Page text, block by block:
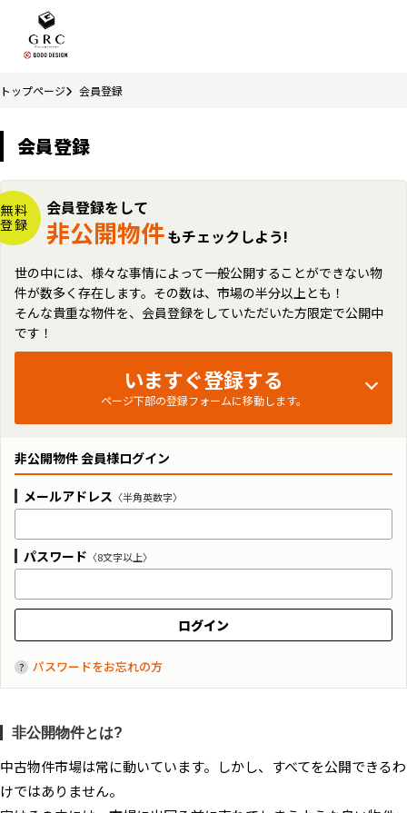
トップページ 会員登録
会員登録
無料
登録
会員登録をして
非公開物件もチェックしよう!
世の中には、様々な事情によって一般公開することができない物
件が数多く存在します。その数は、市場の半分以上とも！
そんな貴重な物件を、会員登録をしていただいた方限定で公開中
です！
いますぐ登録する
ページ下部の登録フォームに移動します。
非公開物件 会員様ログイン
メールアドレス 〈半角英数字〉
パスワード 〈8文字以上〉
パスワードをお忘れの方
非公開物件とは?
中古物件市場は常に動いています。しかし、すべてを公開できるわ
けではありません。